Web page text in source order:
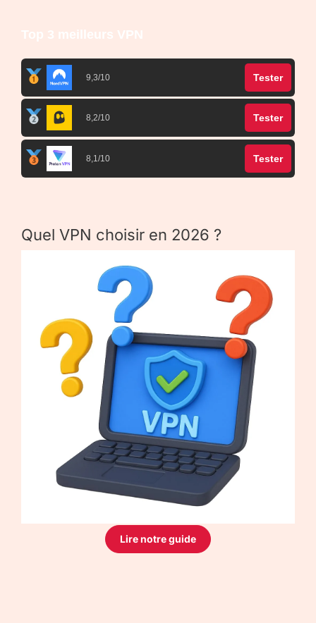
Top 3 meilleurs VPN
9,3/10 Tester
8,2/10 Tester
8,1/10 Tester
Quel VPN choisir en 2026 ?
Lire notre guide